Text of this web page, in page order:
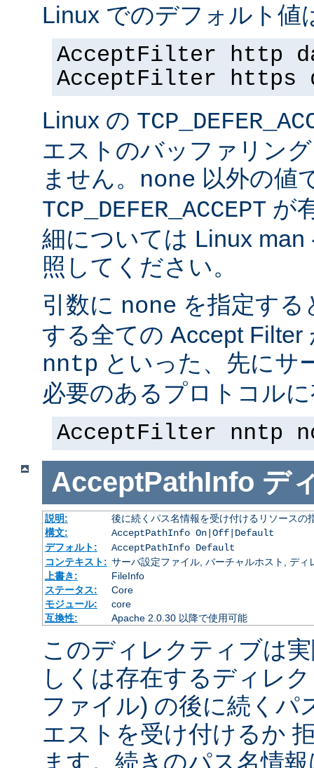
Linux でのデフォルト値
AcceptFilter http
AcceptFilter https
Linux の
エストのバッファリン
ません。 none 以外の値
TCP_DEFER_ACCEPT が
細については Linux
照してください。
引数に none を指定す
する全ての Accept Filter
nntp といった、先にサ
必要のあるプロトコル
AcceptFilter nntp
AcceptPathInfo デ
説明:
後に続くパス名情報を受け付けるリソースの
構文:
AcceptPathInfo On|Off|Default
デフォルト:
AcceptPathInfo Default
コンテキスト: サーバ設定ファイル, バーチャルホスト, ディ
上書き:
FileInfo
ステータス:
Core
モジュール:
core
互換性:
Apache 2.0.30 以降で使用可能
このディレクティブは
しくは存在するディレ
ファイル) の後に続くパ
エストを受け付けるか
ます。続きのパス名情